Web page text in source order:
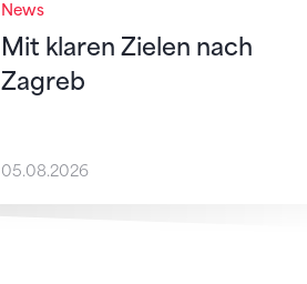
News
Mit klaren Zielen nach
Zagreb
05.08.2026